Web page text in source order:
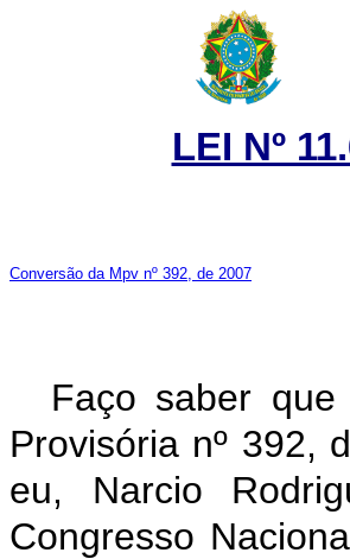
LEI Nº
Conversão da Mpv nº 392, de 2007
Faço saber
Provisória nº 392,
eu, Narcio
Congresso